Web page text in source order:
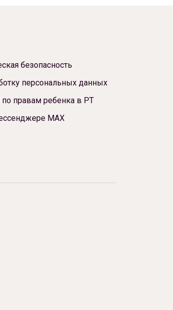
безопасность
персональных данных
правам ребенка в РТ
МАХ